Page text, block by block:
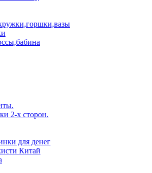
2-х сторон.
для денег
Китай